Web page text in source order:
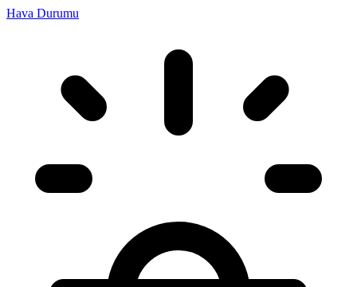
Hava Durumu